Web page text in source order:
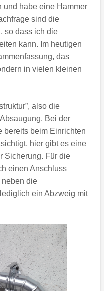
und habe eine Hammer
sind die
so dass ich die
kann. Im heutigen
das
in vielen kleinen
also die
Bei der
bereits beim Einrichten
hier gibt es eine
Sicherung. Für die
einen Anschluss
neben die
ein Abzweig mit